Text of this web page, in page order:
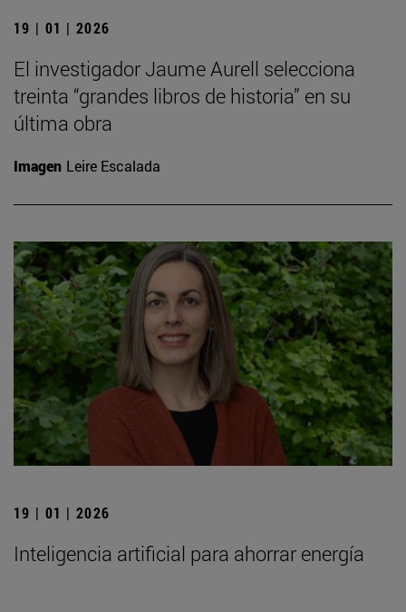
19 | 01 | 2026
El investigador Jaume Aurell selecciona
treinta “grandes libros de historia” en su
última obra
Imagen Leire Escalada
19 | 01 | 2026
Inteligencia artificial para ahorrar energía